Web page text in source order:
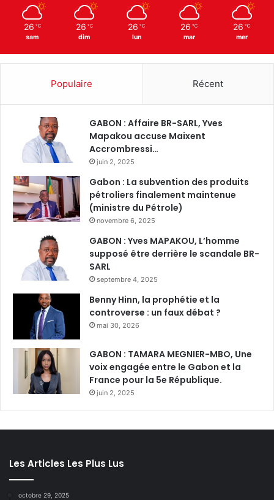
26 ℃
sam
26 ℃
dim
26 ℃
lun
26 ℃
mar
26 ℃
mer
Populaire Récent
GABON : Affaire BR-SARL, Yves
Mapakou accuse Maixent
Accrombressi…
juin 2, 2025
Gabon : La subvention des produits
pétroliers finalement maintenue
(ministre du Pétrole)
novembre 6, 2025
GABON : Yves MAPAKOU, L’homme
supposé être derrière le scandale BR-
SARL
septembre 4, 2025
Benny Hinn, la prophétie et la
controverse : un faux débat ?
mai 30, 2026
GABON : TAMARA MEGNIER-MBO, Une
voix engagée entre le Gabon et la
France pour la 5e République.
juin 2, 2025
Les Articles Les Plus Lus
octobre 29, 2025